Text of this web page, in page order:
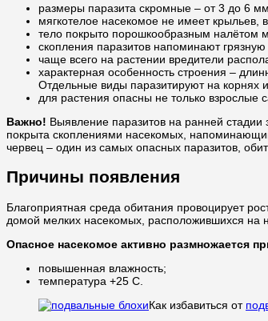
размеры паразита скромные – от 3 до 6
мягкотелое насекомое не имеет крыльев,
тело покрыто порошкообразным налётом
скопления паразитов напоминают
чаще всего на растении вредители
характерная особенность строения –
Отдельные виды паразитируют на корнях
для растения опасны не только
Важно! Выявление паразитов на ранней стадии
покрыта скоплениями насекомых,
червец – один из самых опасных паразитов,
Причины появления
Благоприятная среда обитания провоцирует
домой мелких насекомых, расположившихся на
Опасное насекомое активно размножается
повышенная влажность;
температура +25 С.
Как избавиться от